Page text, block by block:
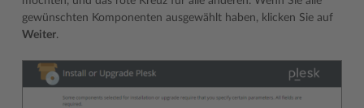
gewünschten Komponenten ausgewählt haben, klicken Sie auf
Weiter.